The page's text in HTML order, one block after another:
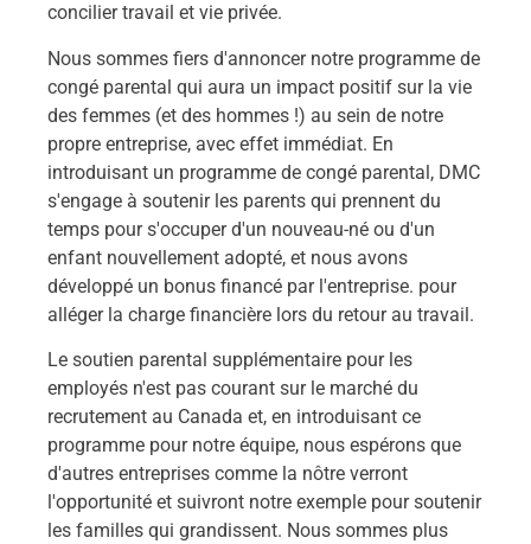
concilier travail et vie privée.
Nous sommes fiers d'annoncer notre programme de
congé parental qui aura un impact positif sur la vie
des femmes (et des hommes !) au sein de notre
propre entreprise, avec effet immédiat. En
introduisant un programme de congé parental, DMC
s'engage à soutenir les parents qui prennent du
temps pour s'occuper d'un nouveau-né ou d'un
enfant nouvellement adopté, et nous avons
développé un bonus financé par l'entreprise. pour
alléger la charge financière lors du retour au travail.
Le soutien parental supplémentaire pour les
employés n'est pas courant sur le marché du
recrutement au Canada et, en introduisant ce
programme pour notre équipe, nous espérons que
d'autres entreprises comme la nôtre verront
l'opportunité et suivront notre exemple pour soutenir
les familles qui grandissent. Nous sommes plus